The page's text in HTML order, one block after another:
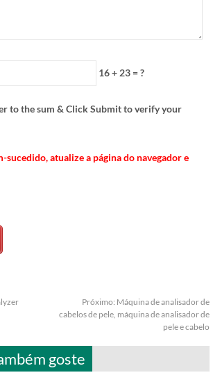
16+ 23= ?
to the sum & Click Submit to verify your
sucedido, atualize a página do navegador e
Próximo: Máquina de analisador de
cabelos de pele, máquina de analisador de
pele e cabelo
goste